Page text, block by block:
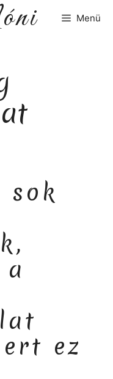
Menü
sok
ez